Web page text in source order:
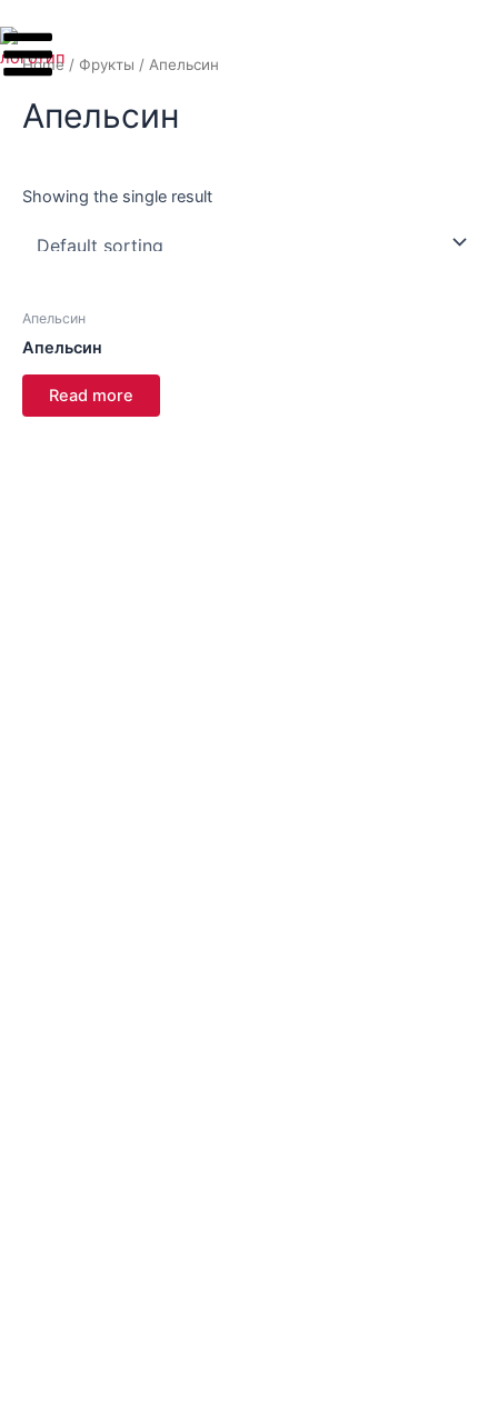
к
содержимому
Home / Фрукты / Апельсин
Апельсин
Showing the single result
Апельсин
Апельсин
Read more